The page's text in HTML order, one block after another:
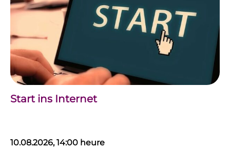
Start ins Internet
10.08.2026, 14:00 heure